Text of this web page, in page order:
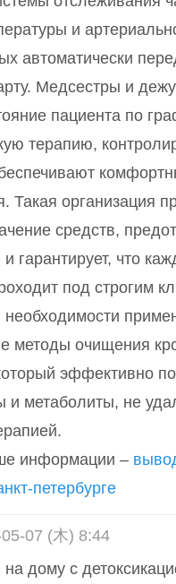
и
автоматически
Медсестры и
пациента по
терапию,
Такая организация
средств,
гарантирует, что
под строгим
методы очищения
эффективно
и метаболиты, не
информации –
петербурге
07 (木) 8:44
дому с